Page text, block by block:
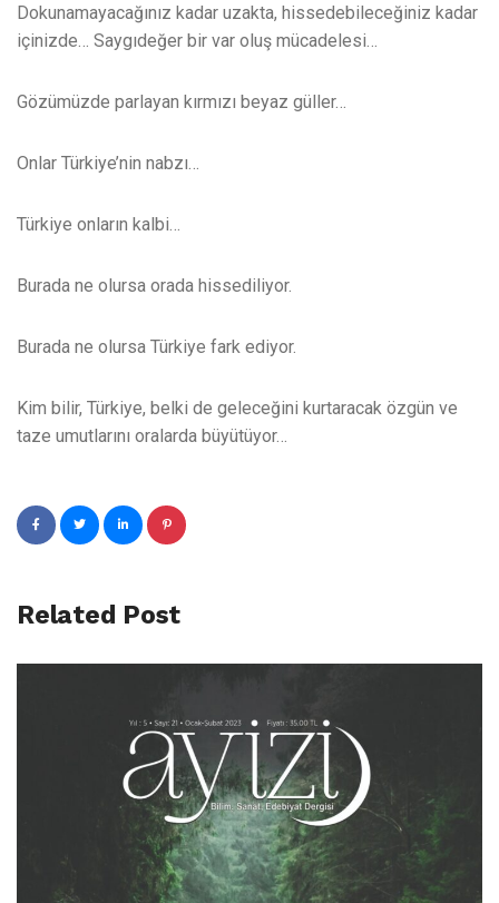
Dokunamayacağınız kadar uzakta, hissedebileceğiniz kadar
içinizde… Saygıdeğer bir var oluş mücadelesi…
Gözümüzde parlayan kırmızı beyaz güller…
Onlar Türkiye’nin nabzı…
Türkiye onların kalbi…
Burada ne olursa orada hissediliyor.
Burada ne olursa Türkiye fark ediyor.
Kim bilir, Türkiye, belki de geleceğini kurtaracak özgün ve
taze umutlarını oralarda büyütüyor…
Related Post